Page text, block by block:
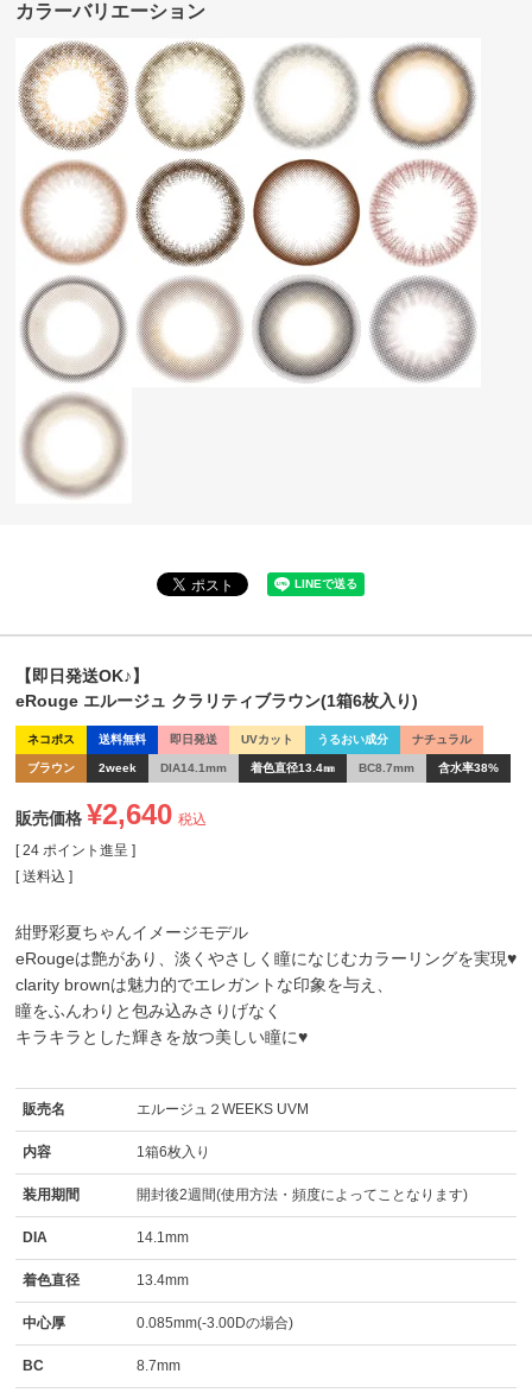
カラーバリエーション
【即日発送OK♪】
eRouge エルージュ クラリティブラウン(1箱6枚入り)
ネコポス 送料無料 即日発送 UVカット うるおい成分 ナチュラル
ブラウン 2week DIA14.1mm 着色直径13.4㎜ BC8.7mm 含水率38%
販売価格 ¥2,640 税込
[ 24 ポイント進呈 ]
送料込
紺野彩夏ちゃんイメージモデル
eRougeは艶があり、淡くやさしく瞳になじむカラーリングを実現♥
clarity brownは魅力的でエレガントな印象を与え、
瞳をふんわりと包み込みさりげなく
キラキラとした輝きを放つ美しい瞳に♥
販売名 エルージュ２WEEKS UVM
内容 1箱6枚入り
装用期間 開封後2週間(使用方法・頻度によってことなります)
DIA 14.1mm
着色直径 13.4mm
中心厚 0.085mm(-3.00Dの場合)
BC 8.7mm